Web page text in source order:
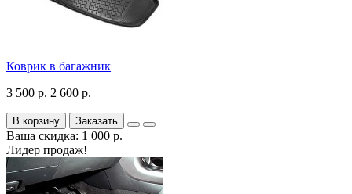
Коврик в багажник
3 500 р. 2 600 р.
В корзину Заказать
Ваша скидка: 1 000 р.
Лидер продаж!